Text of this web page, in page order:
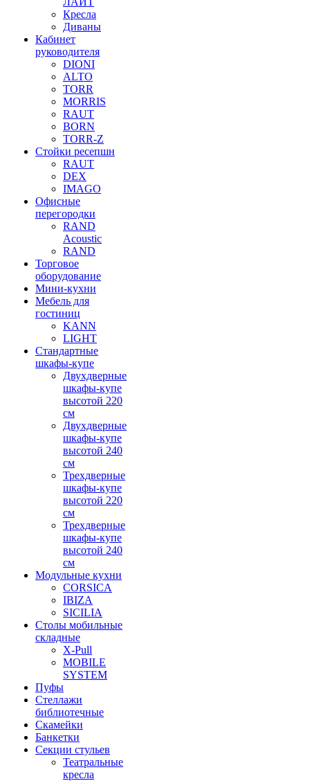
Кресла
Диваны
Кабинет
руководителя
DIONI
ALTO
TORR
MORRIS
RAUT
BORN
TORR-Z
Стойки ресепшн
RAUT
DEX
IMAGO
Офисные
перегородки
RAND
Acoustic
RAND
Торговое
оборудование
Мини-кухни
Мебель для
гостиниц
KANN
LIGHT
Стандартные
шкафы-купе
Двухдверные
шкафы-купе
высотой 220
см
Двухдверные
шкафы-купе
высотой 240
см
Трехдверные
шкафы-купе
высотой 220
см
Трехдверные
шкафы-купе
высотой 240
см
Модульные кухни
CORSICA
IBIZA
SICILIA
Столы мобильные
складные
X-Pull
MOBILE
SYSTEM
Пуфы
Стеллажи
библиотечные
Скамейки
Банкетки
Секции стульев
Театральные
кресла